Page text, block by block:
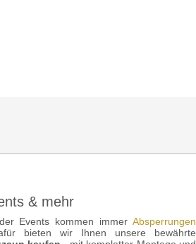
& mehr
Events kommen immerAbsperrungen
bieten wir Ihnen unsere bewährte